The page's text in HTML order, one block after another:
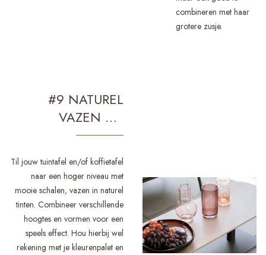
combineren met haar
grotere zusje.
#9 NATUREL
VAZEN EN
SCHALEN
Til jouw tuintafel en/of koffietafel
naar een hoger niveau met
mooie schalen, vazen in naturel
tinten. Combineer verschillende
hoogtes en vormen voor een
speels effect. Hou hierbij wel
rekening met je kleurenpalet en